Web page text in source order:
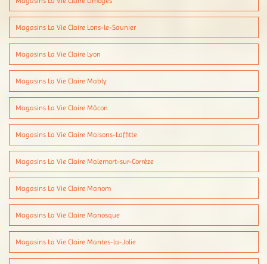
Magasins La Vie Claire Lons-le-Saunier
Magasins La Vie Claire Lyon
Magasins La Vie Claire Mably
Magasins La Vie Claire Mâcon
Magasins La Vie Claire Maisons-Laffitte
Magasins La Vie Claire Malemort-sur-Corrèze
Magasins La Vie Claire Manom
Magasins La Vie Claire Manosque
Magasins La Vie Claire Mantes-la-Jolie